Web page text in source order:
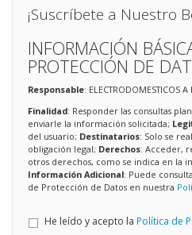
¡Suscríbete a Nuestro
INFORMACIÓN
PROTECCIÓN DE
Responsable: ELECTRODOMESTICOS
Finalidad: Responder las consultas
enviarle la información solicitada;
del usuario; Destinatarios: Solo se
obligación legal; Derechos: Acceder,
otros derechos, como se indica en la
Información Adicional: Puede
de Protección de Datos en nuestra
He leído y acepto la Política de